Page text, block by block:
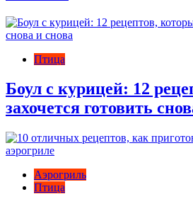
Птица
Боул с курицей: 12
захочется готовить
Аэрогриль
Птица